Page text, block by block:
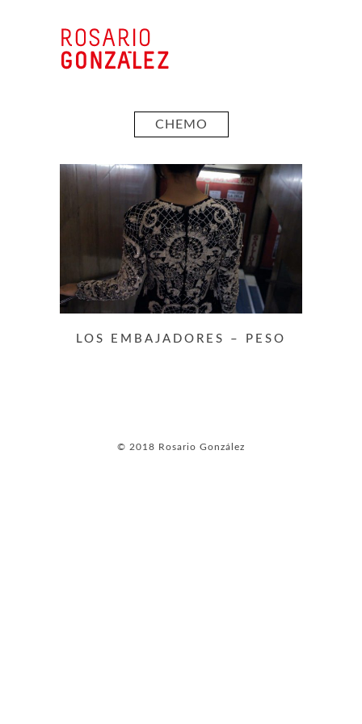
CHEMO
LOS EMBAJADORES – PESO
© 2018 Rosario González